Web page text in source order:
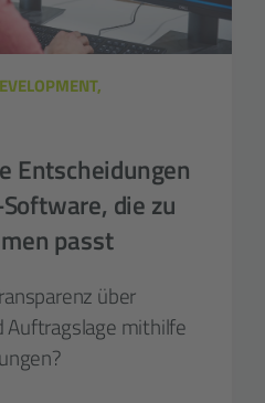
Entscheidungen
die zu
passt
über
Auftragslage mithilfe